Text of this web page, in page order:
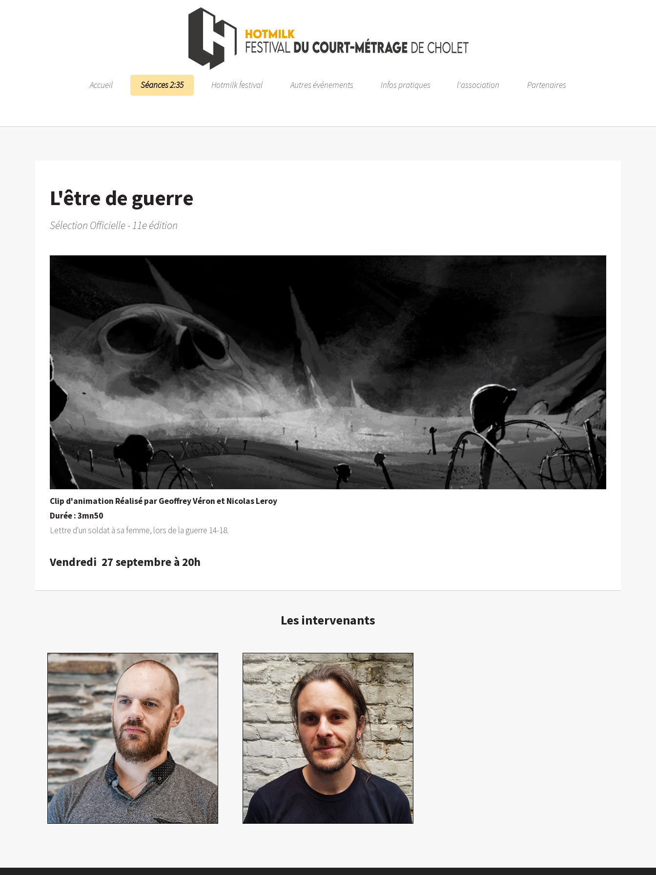
Accueil Séances 2:35 Hotmilk festival Autres événements Infos pratiques l'association Partenaires
L'être de guerre
Sélection Officielle - 11e édition
Clip d'animation Réalisé par Geoffrey Véron et Nicolas Leroy
Durée : 3mn50
Lettre d'un soldat à sa femme, lors de la guerre 14-18.
Vendredi 27 septembre à 20h
Les intervenants
Geoffrey Véron
Réalisateur / Compositeur
En détails
Nicolas Leroy
Réalisateur
En détails